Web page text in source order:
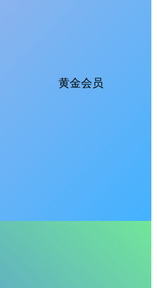
黄金会员